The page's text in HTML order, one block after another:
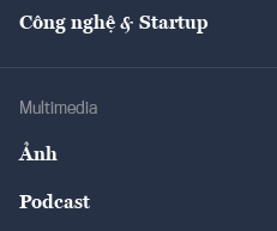
Tư vấn
Công nghệ & Startup
Multimedia
Ảnh
Podcast